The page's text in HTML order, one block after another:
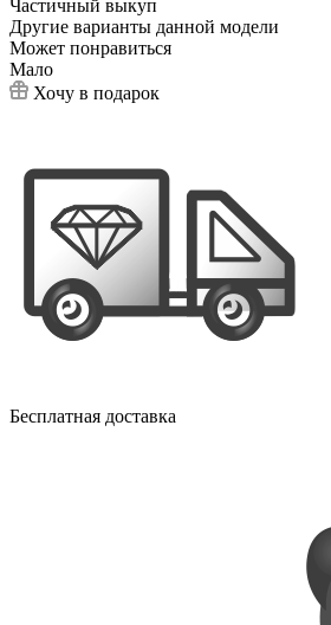
Частичный выкуп
Другие варианты данной модели
Может понравиться
Мало
Хочу в подарок
Бесплатная доставка